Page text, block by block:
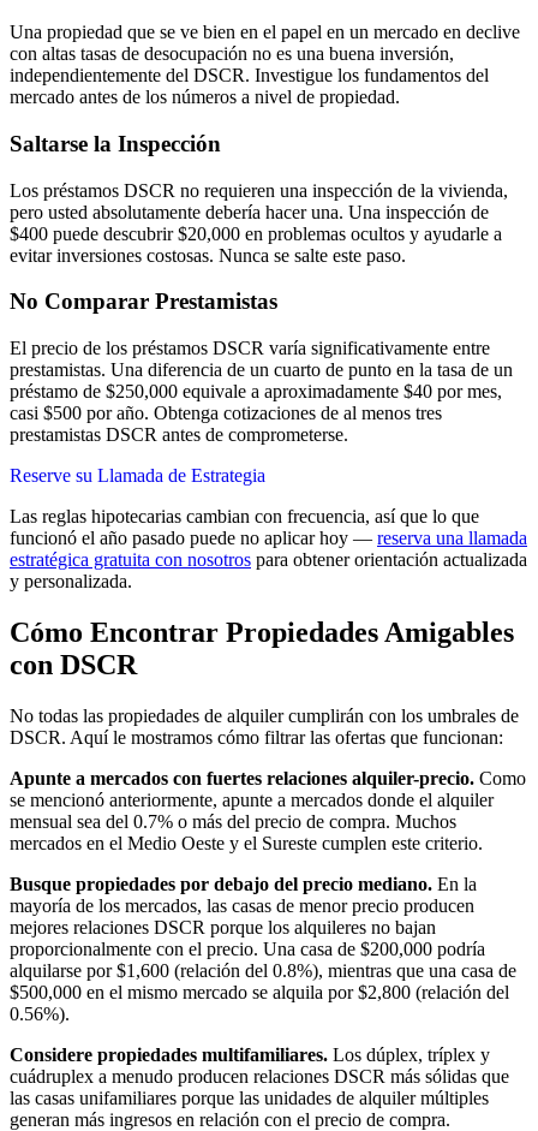
Una propiedad que se ve bien en el papel en un mercado en declive
con altas tasas de desocupación no es una buena inversión,
independientemente del DSCR. Investigue los fundamentos del
mercado antes de los números a nivel de propiedad.
Saltarse la Inspección
Los préstamos DSCR no requieren una inspección de la vivienda,
pero usted absolutamente debería hacer una. Una inspección de
$400 puede descubrir $20,000 en problemas ocultos y ayudarle a
evitar inversiones costosas. Nunca se salte este paso.
No Comparar Prestamistas
El precio de los préstamos DSCR varía significativamente entre
prestamistas. Una diferencia de un cuarto de punto en la tasa de un
préstamo de $250,000 equivale a aproximadamente $40 por mes,
casi $500 por año. Obtenga cotizaciones de al menos tres
prestamistas DSCR antes de comprometerse.
Reserve su Llamada de Estrategia
Las reglas hipotecarias cambian con frecuencia, así que lo que
funcionó el año pasado puede no aplicar hoy — reserva una llamada
estratégica gratuita con nosotros para obtener orientación actualizada
y personalizada.
Cómo Encontrar Propiedades Amigables
con DSCR
No todas las propiedades de alquiler cumplirán con los umbrales de
DSCR. Aquí le mostramos cómo filtrar las ofertas que funcionan:
Apunte a mercados con fuertes relaciones alquiler-precio. Como
se mencionó anteriormente, apunte a mercados donde el alquiler
mensual sea del 0.7% o más del precio de compra. Muchos
mercados en el Medio Oeste y el Sureste cumplen este criterio.
Busque propiedades por debajo del precio mediano. En la
mayoría de los mercados, las casas de menor precio producen
mejores relaciones DSCR porque los alquileres no bajan
proporcionalmente con el precio. Una casa de $200,000 podría
alquilarse por $1,600 (relación del 0.8%), mientras que una casa de
$500,000 en el mismo mercado se alquila por $2,800 (relación del
0.56%).
Considere propiedades multifamiliares. Los dúplex, tríplex y
cuádruplex a menudo producen relaciones DSCR más sólidas que
las casas unifamiliares porque las unidades de alquiler múltiples
generan más ingresos en relación con el precio de compra.